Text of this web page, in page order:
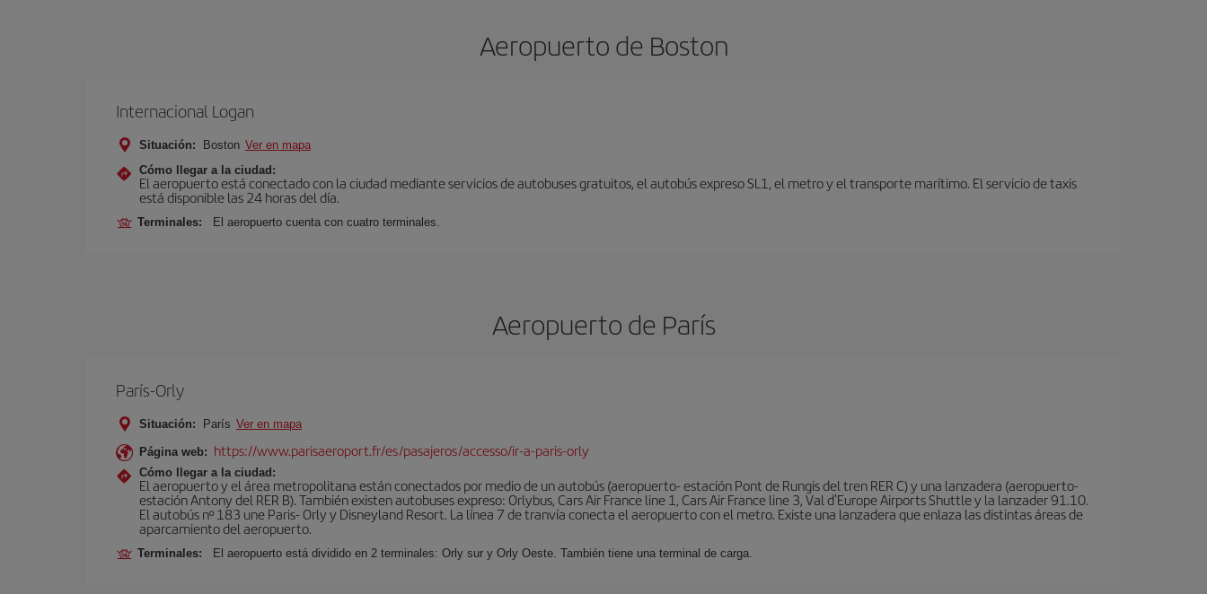
Aeropuerto de Boston
Internacional Logan
Situación: Boston Ver en mapa
Cómo llegar a la ciudad:
El aeropuerto está conectado con la ciudad mediante servicios de autobuses gratuitos, el autobús expreso SL1, el metro y el transporte marítimo. El servicio de taxis
está disponible las 24 horas del día.
Terminales: El aeropuerto cuenta con cuatro terminales.
Aeropuerto de París
París-Orly
Situación: París Ver en mapa
Página web: https://www.parisaeroport.fr/es/pasajeros/accesso/ir-a-paris-orly
Cómo llegar a la ciudad:
El aeropuerto y el área metropolitana están conectados por medio de un autobús (aeropuerto- estación Pont de Rungis del tren RER C) y una lanzadera (aeropuerto-
estación Antony del RER B). También existen autobuses expreso: Orlybus, Cars Air France line 1, Cars Air France line 3, Val d'Europe Airports Shuttle y la lanzader 91.10.
El autobús nº 183 une Paris- Orly y Disneyland Resort. La línea 7 de tranvía conecta el aeropuerto con el metro. Existe una lanzadera que enlaza las distintas áreas de
aparcamiento del aeropuerto.
Terminales: El aeropuerto está dividido en 2 terminales: Orly sur y Orly Oeste. También tiene una terminal de carga.